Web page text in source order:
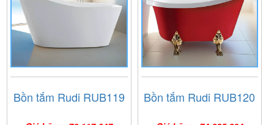
Bồn tắm Rudi RUB119 Bồn tắm Rudi RUB120